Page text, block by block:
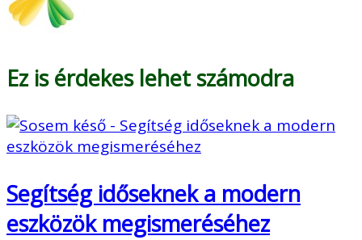
Ez is érdekes lehet számodra
Segítség időseknek a modern
eszközök megismeréséhez